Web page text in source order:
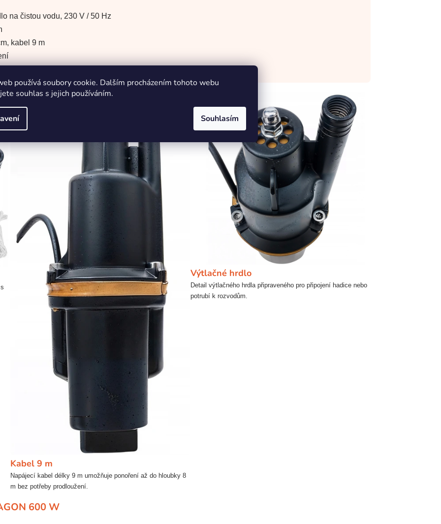
používá soubory cookie. Dalším procházením tohoto webu
souhlas s jejich používáním.
Souhlasím
na čistou vodu, 230 V / 50 Hz
kabel 9 m
35 °C
Kabel 9 m
Napájecí kabel délky 9 m umožňuje ponoření až do hloubky 8
m bez potřeby prodloužení.
Výtlačné hrdlo
Detail výtlačného hrdla připraveného pro připojení hadice nebo
potrubí k rozvodům.
600 W